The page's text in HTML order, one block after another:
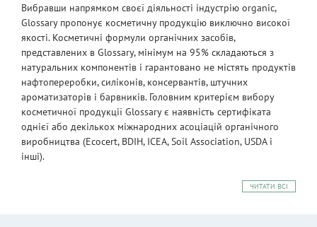
Вибравши напрямком своєї діяльності індустрію organic,
Glossary пропонує косметичну продукцію виключно високої
якості. Косметичні формули органічних засобів,
представлених в Glossary, мінімум на 95% складаються з
натуральних компонентів і гарантовано не містять продуктів
нафтопереробки, силіконів, консервантів, штучних
ароматизаторів і барвників. Головним критерієм вибору
косметичної продукції Glossary є наявність сертифіката
однієї або декількох міжнародних асоціацій органічного
виробництва (Ecocert, BDIH, ICEA, Soil Association, USDA і
інші).
ЧИТАТИ ВСІ